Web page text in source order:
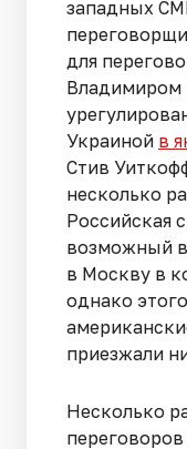
западных
для
Владимиром
Украиной в
Стив
несколько
Российская
возможный
в Москву в
однако
приезжали
Несколько